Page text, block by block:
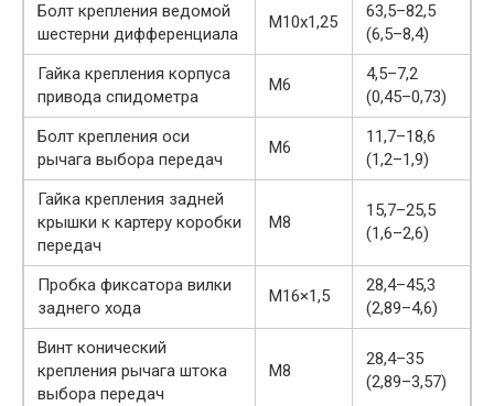
Болт крепления ведомой
шестерни дифференциала
М10х1,25
63,5–82,5
(6,5–8,4)
Гайка крепления корпуса
привода спидометра
М6
4,5–7,2
(0,45–0,73)
Болт крепления оси
рычага выбора передач
М6
11,7–18,6
(1,2–1,9)
Гайка крепления задней
крышки к картеру коробки
передач
М8
15,7–25,5
(1,6–2,6)
Пробка фиксатора вилки
заднего хода
М16×1,5
28,4–45,3
(2,89–4,6)
Винт конический
крепления рычага штока
выбора передач
М8
28,4–35
(2,89–3,57)